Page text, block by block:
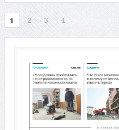
1 2 3 4